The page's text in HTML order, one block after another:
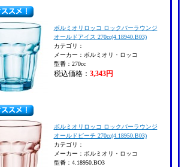
ボルミオリロッコ ロックバーラウンジ
オールドアイス 270cc(4.18940.B03)
カテゴリ：
メーカー：ボルミオリ・ロッコ
型番：270cc
税込価格： 3,343円
ボルミオリロッコ ロックバーラウンジ
オールドピーチ 270cc(4.18950.B03)
カテゴリ：
メーカー：ボルミオリ・ロッコ
型番：4.18950.BO3